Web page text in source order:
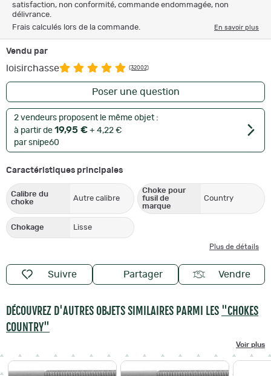
satisfaction, non conformité, commande endommagée, non
délivrance.
Frais calculés lors de la commande.
En savoir plus
Vendu par
loisirchasse (32002)
Poser une question
2 vendeurs proposent le même objet :
à partir de 19,95 € + 4,22 €
par snipe60
Caractéristiques principales
Calibre du
choke
Autre calibre
Choke pour
fusil de
marque
Country
Chokage Lisse
Plus de détails
Suivre Partager Vendre
DÉCOUVREZ D'AUTRES OBJETS SIMILAIRES PARMI LES "CHOKES
COUNTRY"
Voir plus